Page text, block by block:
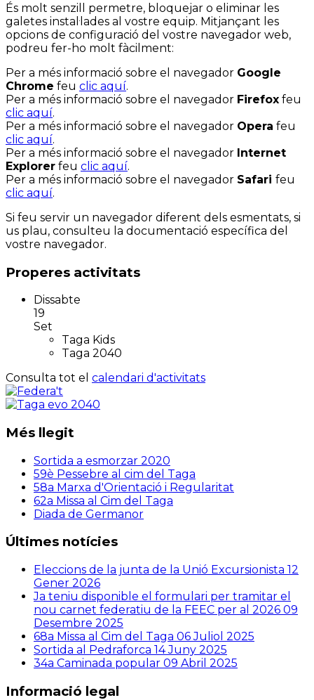
És molt senzill permetre, bloquejar o eliminar les
galetes instal·lades al vostre equip. Mitjançant les
opcions de configuració del vostre navegador web,
podreu fer-ho molt fàcilment:
Per a més informació sobre el navegador Google
Chrome feu clic aquí.
Per a més informació sobre el navegador Firefox feu
clic aquí.
Per a més informació sobre el navegador Opera feu
clic aquí.
Per a més informació sobre el navegador Internet
Explorer feu clic aquí.
Per a més informació sobre el navegador Safari feu
clic aquí.
Si feu servir un navegador diferent dels esmentats, si
us plau, consulteu la documentació específica del
vostre navegador.
Properes activitats
Dissabte
19
Set
Taga Kids
Taga 2040
Consulta tot el calendari d'activitats
Més llegit
Sortida a esmorzar 2020
59è Pessebre al cim del Taga
58a Marxa d'Orientació i Regularitat
62a Missa al Cim del Taga
Diada de Germanor
Últimes notícies
Eleccions de la junta de la Unió Excursionista 12
Gener 2026
Ja teniu disponible el formulari per tramitar el
nou carnet federatiu de la FEEC per al 2026 09
Desembre 2025
68a Missa al Cim del Taga 06 Juliol 2025
Sortida al Pedraforca 14 Juny 2025
34a Caminada popular 09 Abril 2025
Informació legal